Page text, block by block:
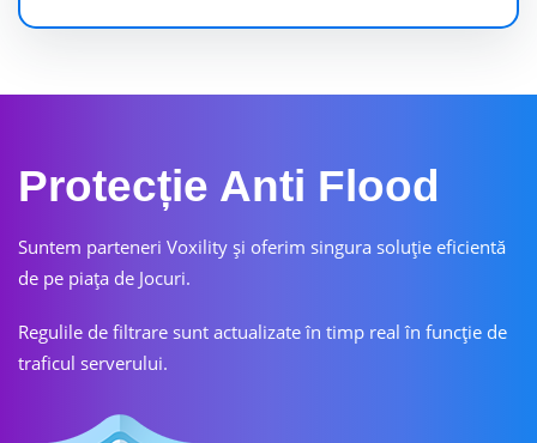
Protecție Anti Flood
Suntem parteneri Voxility și oferim singura soluție eficientă
de pe piața de Jocuri.
Regulile de filtrare sunt actualizate în timp real în funcție de
traficul serverului.